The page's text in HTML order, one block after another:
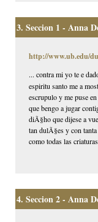
3. Seccion 1 - Anna
http://www.ub.edu/
... contra mi yo te e
espiritu santo me a
escrupulo y me puse
que bengo a jugar
diÃ§ho que dijese a
tan dulÃ§es y con
como todas las
4. Seccion 2 - Anna